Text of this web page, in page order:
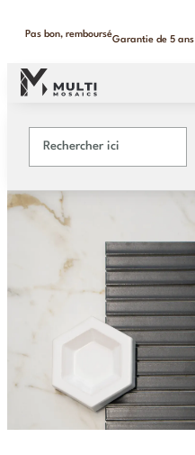
Pas bon, remboursé
Garantie de 5 ans